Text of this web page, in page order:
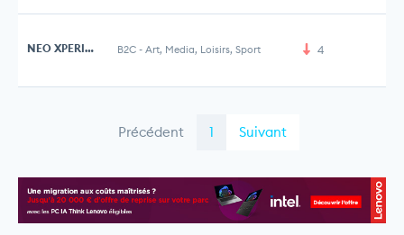
NEO XPERIENCES B2C - Art, Media, Loisirs, Sport 4
Précédent 1 Suivant